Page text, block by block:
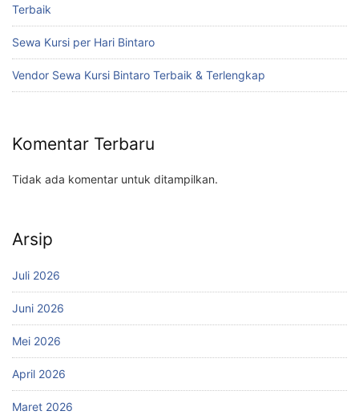
Terbaik
Sewa Kursi per Hari Bintaro
Vendor Sewa Kursi Bintaro Terbaik & Terlengkap
Komentar Terbaru
Tidak ada komentar untuk ditampilkan.
Arsip
Juli 2026
Juni 2026
Mei 2026
April 2026
Maret 2026